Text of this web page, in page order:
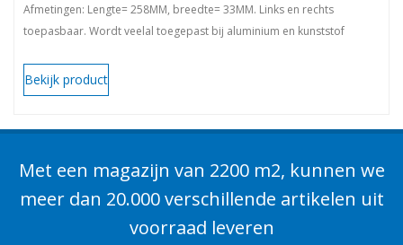
Afmetingen: Lengte= 258MM, breedte= 33MM. Links en rechts
toepasbaar. Wordt veelal toegepast bij aluminium en kunststof
Bekijk product
Met een magazijn van 2200 m2, kunnen we
meer dan 20.000 verschillende artikelen uit
voorraad leveren